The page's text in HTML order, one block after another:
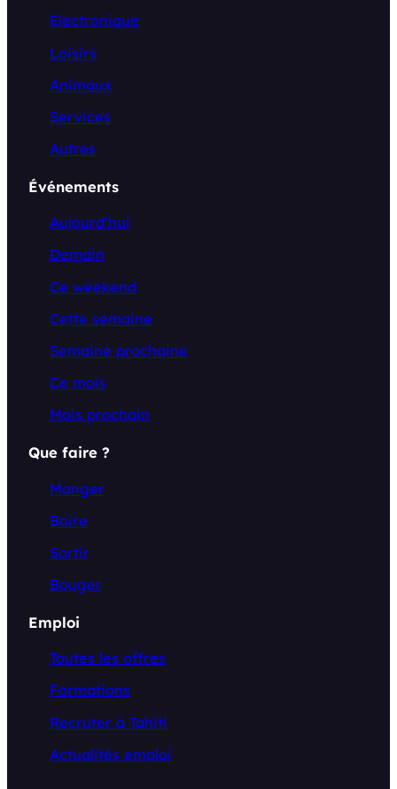
Electronique
Loisirs
Animaux
Services
Autres
Événements
Aujourd’hui
Demain
Ce weekend
Cette semaine
Semaine prochaine
Ce mois
Mois prochain
Que faire ?
Manger
Boire
Sortir
Bouger
Emploi
Toutes les offres
Formations
Recruter à Tahiti
Actualités emploi